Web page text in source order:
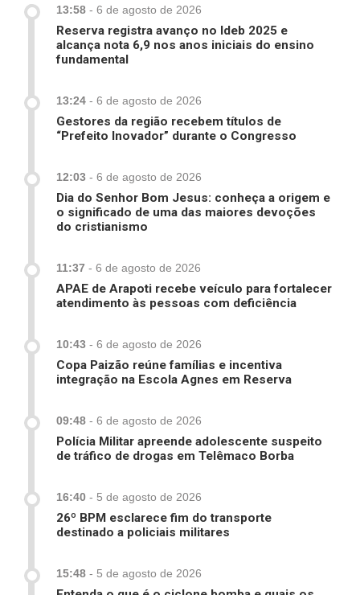
13:58 - 6 de agosto de 2026
Reserva registra avanço no Ideb 2025 e
alcança nota 6,9 nos anos iniciais do ensino
fundamental
13:24 - 6 de agosto de 2026
Gestores da região recebem títulos de
“Prefeito Inovador” durante o Congresso
12:03 - 6 de agosto de 2026
Dia do Senhor Bom Jesus: conheça a origem e
o significado de uma das maiores devoções
do cristianismo
11:37 - 6 de agosto de 2026
APAE de Arapoti recebe veículo para fortalecer
atendimento às pessoas com deficiência
10:43 - 6 de agosto de 2026
Copa Paizão reúne famílias e incentiva
integração na Escola Agnes em Reserva
09:48 - 6 de agosto de 2026
Polícia Militar apreende adolescente suspeito
de tráfico de drogas em Telêmaco Borba
16:40 - 5 de agosto de 2026
26º BPM esclarece fim do transporte
destinado a policiais militares
15:48 - 5 de agosto de 2026